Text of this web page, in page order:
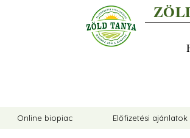
Online biopiac Előfizetési ajánlatok